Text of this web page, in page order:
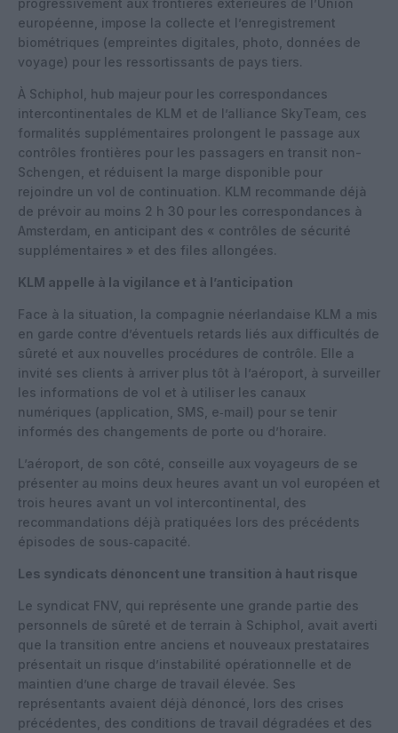
européenne, impose la collecte et l’enregistrement
biométriques (empreintes digitales, photo, données de
voyage) pour les ressortissants de pays tiers.
À Schiphol, hub majeur pour les correspondances
intercontinentales de KLM et de l’alliance SkyTeam, ces
formalités supplémentaires prolongent le passage aux
contrôles frontières pour les passagers en transit non-
Schengen, et réduisent la marge disponible pour
rejoindre un vol de continuation. KLM recommande déjà
de prévoir au moins 2 h 30 pour les correspondances à
Amsterdam, en anticipant des « contrôles de sécurité
supplémentaires » et des files allongées.
KLM appelle à la vigilance et à l’anticipation
Face à la situation, la compagnie néerlandaise KLM a mis
en garde contre d’éventuels retards liés aux difficultés de
sûreté et aux nouvelles procédures de contrôle. Elle a
invité ses clients à arriver plus tôt à l’aéroport, à surveiller
les informations de vol et à utiliser les canaux
numériques (application, SMS, e‑mail) pour se tenir
informés des changements de porte ou d’horaire.
L’aéroport, de son côté, conseille aux voyageurs de se
présenter au moins deux heures avant un vol européen et
trois heures avant un vol intercontinental, des
recommandations déjà pratiquées lors des précédents
épisodes de sous‑capacité.
Les syndicats dénoncent une transition à haut risque
Le syndicat FNV, qui représente une grande partie des
personnels de sûreté et de terrain à Schiphol, avait averti
que la transition entre anciens et nouveaux prestataires
présentait un risque d’instabilité opérationnelle et de
maintien d’une charge de travail élevée. Ses
représentants avaient déjà dénoncé, lors des crises
précédentes, des conditions de travail dégradées et des